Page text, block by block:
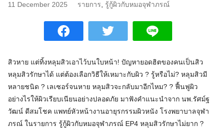
11 December 2025 รายการ รู้กู้ผิวกับหมอจุฬาภรณ์
สิวหาย แต่ทิ้งหลุมสิวเอาไว้บนใบหน้า! ปัญหายอดฮิตของคนเป็นสิว
หลุมสิวรักษาได้ แต่ต้องเลือกวิธีให้เหมาะกับผิว ? รู้หรือไม่? หลุมสิวมี
หลายชนิด ? เลเซอร์จนหาย หลุมสิวจะกลับมาอีกไหม? ? ฟื้นฟูผิว
อย่างไรให้ผิวเรียบเนียนอย่างปลอดภัย มาฟังคำแนะนำจาก นพ.รัศม์ฐ
วัฒน์ ดีสมโชค แพทย์หัวหน้างานอายุรกรรมผิวหนัง โรงพยาบาลจุฬา
ภรณ์ ในรายการ รู้กู้ผิวกับหมอจุฬาภรณ์ EP4 หลุมสิวรักษาไม่ยาก ?